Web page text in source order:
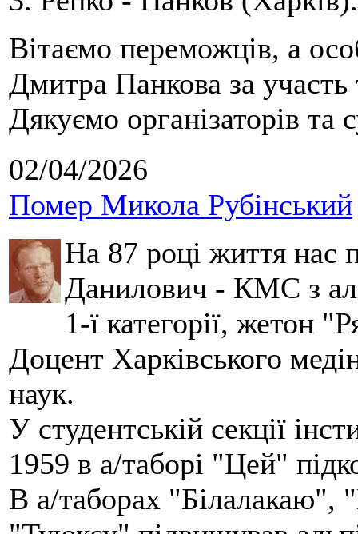
Вітаємо переможців, а
Дмитра Панкова за
Дякуємо організаторів та
02/04/2026
Помер Микола Рубінський
На 87 році життя нас
Данилович - КМС з
1-ї категорії, жетон
Доцент Харківського
наук.
У студентській секції
1959 в а/таборі "Цей"
В а/таборах "Білалакаю",